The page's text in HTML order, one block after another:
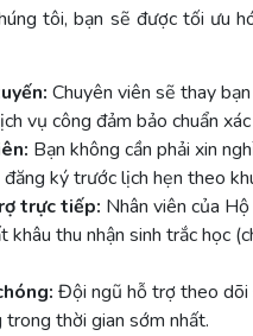
tôi, bạn sẽ được tối ưu
Chuyên viên sẽ thay
vụ công đảm bảo chuẩn
Bạn không cần phải xin
ký trước lịch hẹn theo
trực tiếp: Nhân viên của
khâu thu nhận sinh trắc học
Đội ngũ hỗ trợ theo dõi
trong thời gian sớm nhất.